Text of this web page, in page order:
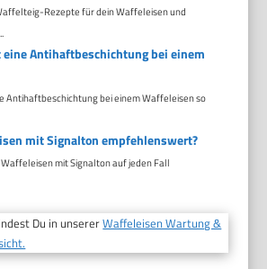
Rezepte für dein Waffeleisen und
Antihaftbeschichtung bei einem
Antihaftbeschichtung bei einem Waffeleisen so
mit Signalton empfehlenswert?
mit Signalton auf jeden Fall
Du in unsererWaffeleisen Wartung &